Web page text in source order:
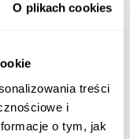
O plikach cookies
treści
i
o tym, jak
to, że nasi klienci są